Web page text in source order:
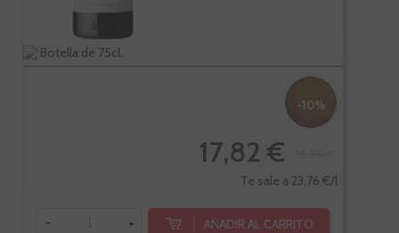
Botella de 75cl.
-10%
17,82 €
Te sale a 23,76 €/l
- + AÑADIR AL CARRITO